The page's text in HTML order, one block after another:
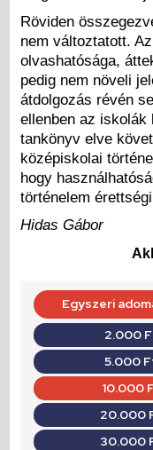
Röviden
nem változtatott.
olvashatósága,
pedig nem növeli
átdolgozás révén
ellenben az
tankönyv elve
középiskolai
hogy
történelem
Hidas Gábor